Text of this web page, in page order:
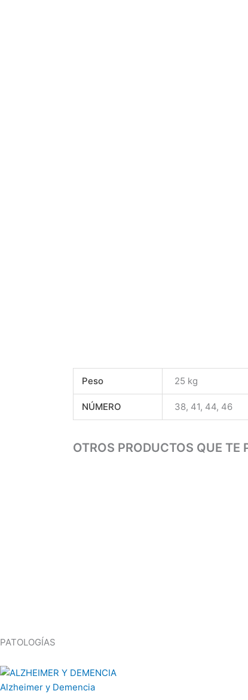
Peso 25 kg
NÚMERO 38, 41, 44, 46
OTROS PRODUCTOS QUE TE
PATOLOGÍAS
Alzheimer y Demencia